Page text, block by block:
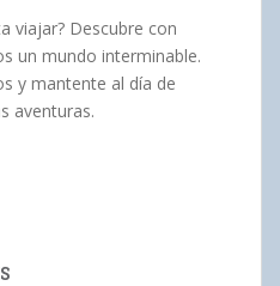
viajar? Descubre con
un mundo interminable.
y mantente al día de
aventuras.